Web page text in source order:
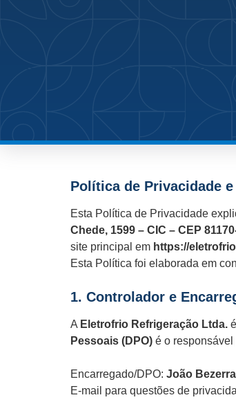
Política de Privacidade
Esta Política de Privacidade
Chede, 1599 – CIC – CEP
site principal em https://
Esta Política foi elaborada em
1. Controlador e
A Eletrofrio Refrigeração Ltda.
Pessoais (DPO) é o
Encarregado/DPO: João Bezerra
E-mail para questões de